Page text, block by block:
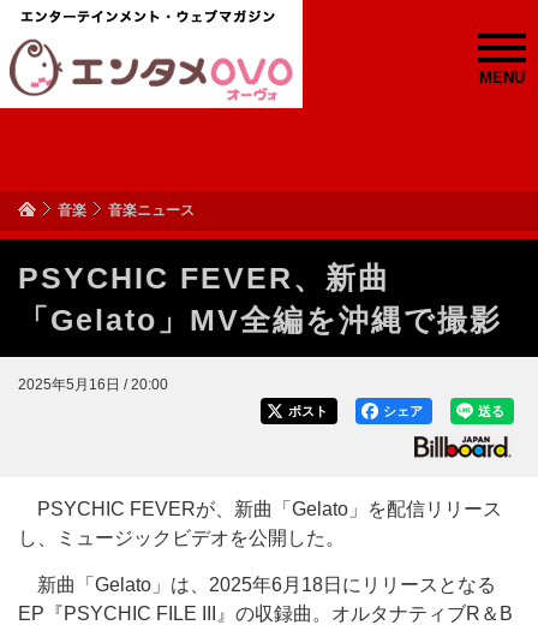
MENU
音楽 音楽ニュース
PSYCHIC FEVER、新曲
「Gelato」MV全編を沖縄で撮影
2025年5月16日 / 20:00
送る
シェア
ポスト
PSYCHIC FEVERが、新曲「Gelato」を配信リリース
し、ミュージックビデオを公開した。
新曲「Gelato」は、2025年6月18日にリリースとなる
EP『PSYCHIC FILE III』の収録曲。オルタナティブR＆B